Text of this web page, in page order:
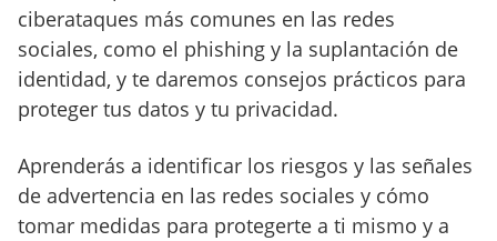
ciberataques más comunes en las redes
sociales, como el phishing y la suplantación de
identidad, y te daremos consejos prácticos para
proteger tus datos y tu privacidad.
Aprenderás a identificar los riesgos y las señales
de advertencia en las redes sociales y cómo
tomar medidas para protegerte a ti mismo y a